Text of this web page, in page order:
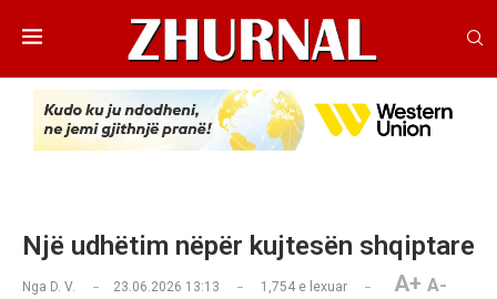
Një udhëtim nëpër kujtesën shqiptare
Nga D. V. 23.06.2026 13:13 1,754 e lexuar A+ A-